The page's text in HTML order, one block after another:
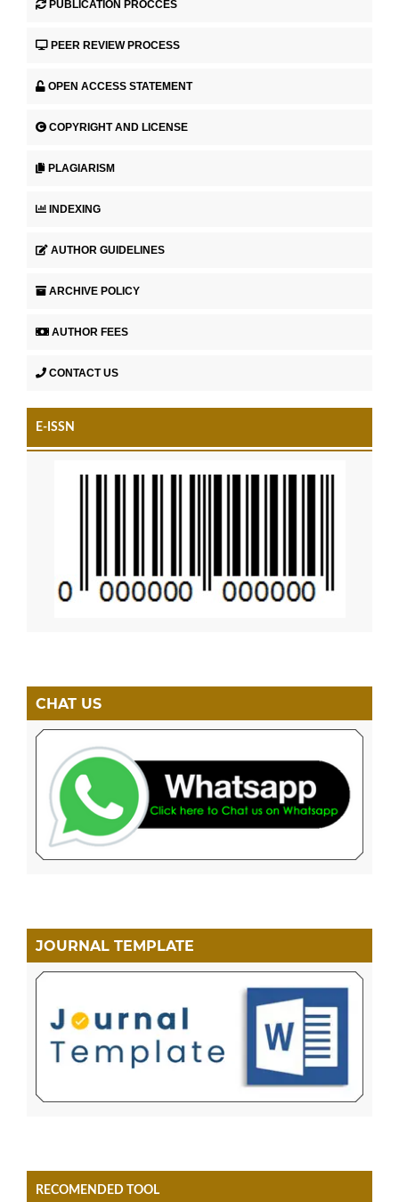
PUBLICATION PROCCES
PEER REVIEW PROCESS
OPEN ACCESS STATEMENT
COPYRIGHT AND LICENSE
PLAGIARISM
INDEXING
AUTHOR GUIDELINES
ARCHIVE POLICY
AUTHOR FEES
CONTACT US
E-ISSN
CHAT US
JOURNAL TEMPLATE
RECOMENDED TOOL